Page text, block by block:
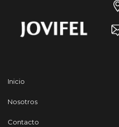
Inicio
Nosotros
Contacto